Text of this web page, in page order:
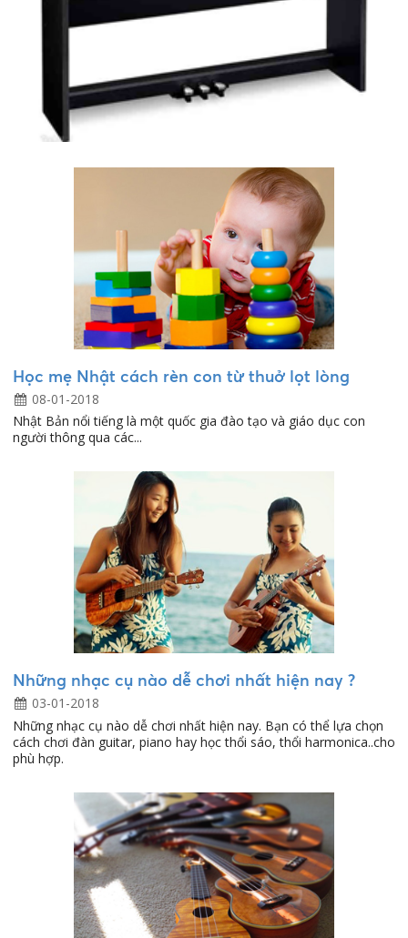
Học mẹ Nhật cách rèn con từ thuở lọt lòng
08-01-2018
Nhật Bản nổi tiếng là một quốc gia đào tạo và giáo dục con
người thông qua các...
Những nhạc cụ nào dễ chơi nhất hiện nay ?
03-01-2018
Những nhạc cụ nào dễ chơi nhất hiện nay. Bạn có thể lựa chọn
cách chơi đàn guitar, piano hay học thổi sáo, thổi harmonica..cho
phù hợp.